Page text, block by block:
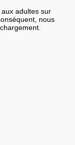
adultes sur
nous